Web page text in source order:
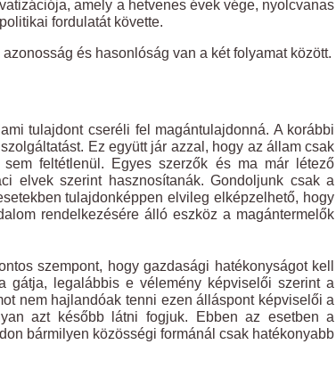
amely a hetvenes évek vége, nyolcvanas
fordulatát követte.
és hasonlóság van a két folyamat között.
tulajdont cseréli fel magántulajdonná. A korábbi
Ez együtt jár azzal, hogy az állam csak
feltétlenül. Egyes szerzők és ma már létező
elvek szerint hasznosítanák. Gondoljunk csak a
tulajdonképpen elvileg elképzelhető, hogy
rendelkezésére álló eszköz a magántermelők
szempont, hogy gazdasági hatékonyságot kell
gátja, legalábbis e vélemény képviselői szerint a
nem hajlandóak tenni ezen álláspont képviselői a
azt később látni fogjuk. Ebben az esetben a
bármilyen közösségi formánál csak hatékonyabb